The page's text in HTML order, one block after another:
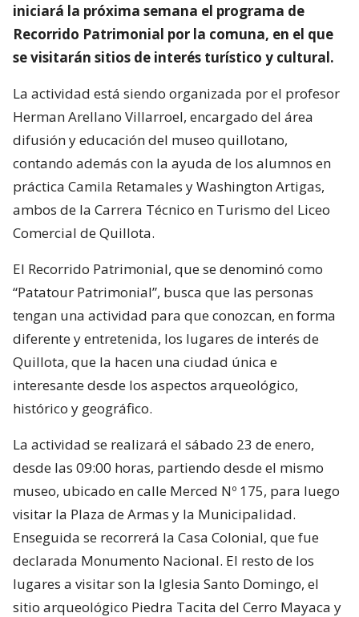
iniciará la próxima semana el programa de
Recorrido Patrimonial por la comuna, en el que
se visitarán sitios de interés turístico y cultural.
La actividad está siendo organizada por el profesor
Herman Arellano Villarroel, encargado del área
difusión y educación del museo quillotano,
contando además con la ayuda de los alumnos en
práctica Camila Retamales y Washington Artigas,
ambos de la Carrera Técnico en Turismo del Liceo
Comercial de Quillota.
El Recorrido Patrimonial, que se denominó como
“Patatour Patrimonial”, busca que las personas
tengan una actividad para que conozcan, en forma
diferente y entretenida, los lugares de interés de
Quillota, que la hacen una ciudad única e
interesante desde los aspectos arqueológico,
histórico y geográfico.
La actividad se realizará el sábado 23 de enero,
desde las 09:00 horas, partiendo desde el mismo
museo, ubicado en calle Merced Nº 175, para luego
visitar la Plaza de Armas y la Municipalidad.
Enseguida se recorrerá la Casa Colonial, que fue
declarada Monumento Nacional. El resto de los
lugares a visitar son la Iglesia Santo Domingo, el
sitio arqueológico Piedra Tacita del Cerro Mayaca y